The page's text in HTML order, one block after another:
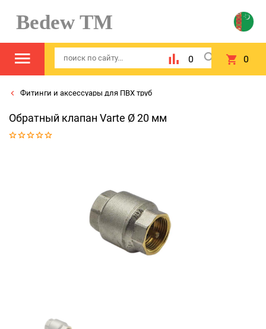
Bedew TM
0 0
Фитинги и аксессуары для ПВХ труб
Обратный клапан Varte Ø 20 мм